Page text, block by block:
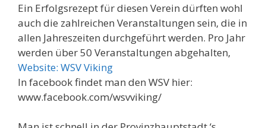
Ein Erfolgsrezept für diesen Verein dürften wohl
auch die zahlreichen Veranstaltungen sein, die in
allen Jahreszeiten durchgeführt werden. Pro Jahr
werden über 50 Veranstaltungen abgehalten,
Website: WSV Viking
In facebook findet man den WSV hier:
www.facebook.com/wsvviking/